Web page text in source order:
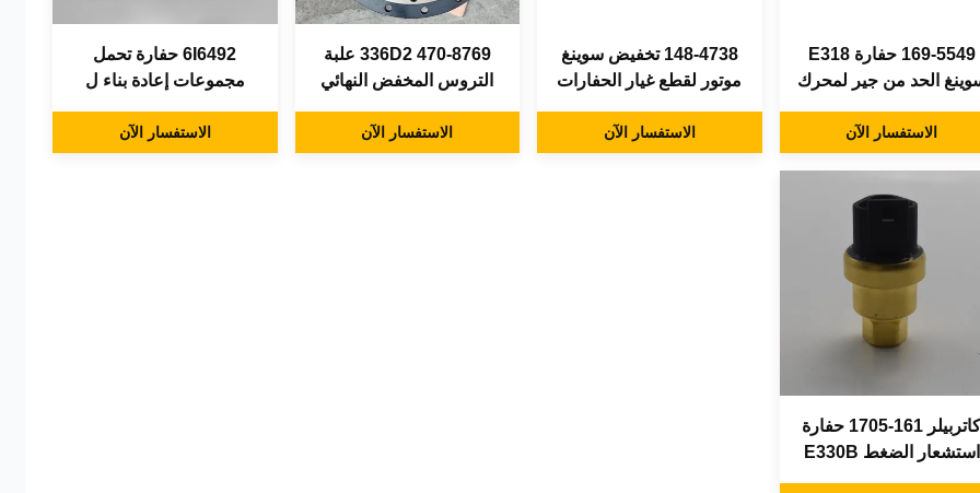
169-5549 حفارة E318
الحد من جير لمحرك
الاستفسار الآن
148-4738 تخفيض سوينغ
موتور لقطع غيار الحفارات
الاستفسار الآن
336D2 470-8769 علبة
التروس المخفض النهائي
518-3389 كاتربيلرالاستفسار الآن
6I6492 حفارة تحمل
مجموعات إعادة بناء ل
E300B
الاستفسار الآن
كاتربيلر 161-1705 حفارة
استشعار الضغط E330B